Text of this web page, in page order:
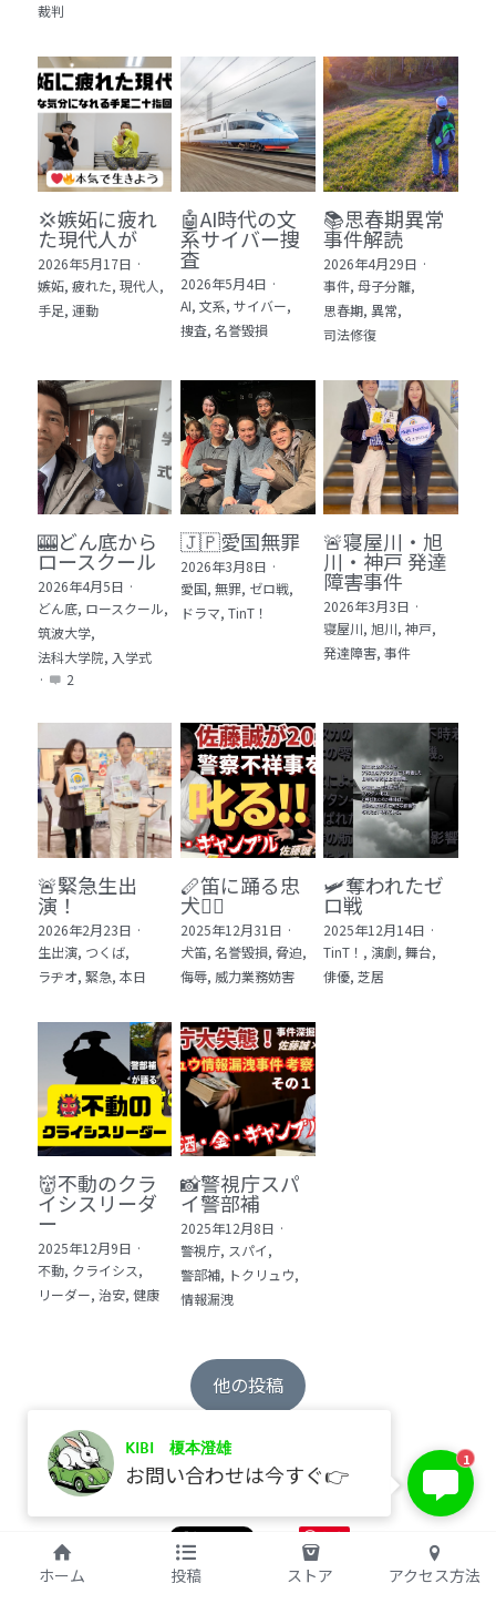
裁判
💢嫉妬に疲れ
た現代人が
2026年5月17日 ·
嫉妬, 疲れた, 現代人,
手足, 運動
🤖AI時代の文
系サイバー捜
査
2026年5月4日 ·
AI, 文系, サイバー,
捜査, 名誉毀損
📚思春期異常
事件解読
2026年4月29日 ·
事件, 母子分離,
思春期, 異常,
司法修復
🎰どん底から
ロースクール
2026年4月5日 ·
どん底, ロースクール,
筑波大学,
法科大学院, 入学式
·
2
🇯🇵愛国無罪
2026年3月8日 ·
愛国, 無罪, ゼロ戦,
ドラマ, TinT！
🚨寝屋川・旭
川・神戸 発達
障害事件
2026年3月3日 ·
寝屋川, 旭川, 神戸,
発達障害, 事件
🚨緊急生出
演！
2026年2月23日 ·
生出演, つくば,
ラヂオ, 緊急, 本日
🪈笛に踊る忠
犬🐕‍🦺
2025年12月31日 ·
犬笛, 名誉毀損, 脅迫,
侮辱, 威力業務妨害
🛩️奪われたゼ
ロ戦
2025年12月14日 ·
TinT！, 演劇, 舞台,
俳優, 芝居
👹不動のクラ
イシスリーダ
ー
2025年12月9日 ·
不動, クライシス,
リーダー, 治安, 健康
📸警視庁スパ
イ警部補
2025年12月8日 ·
警視庁, スパイ,
警部補, トクリュウ,
情報漏洩
他の投稿
保存
©2017 kibi inc.（株式会社 kibi）
ホーム 投稿 ストア アクセス方法
KIBI 榎本澄雄
お問い合わせは今すぐ👉
1